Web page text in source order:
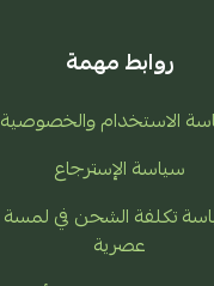
روابط مهمة
الاستخدام والخصوصية
سياسة الإسترجاع
تكلفة الشحن في لمسة
عصرية